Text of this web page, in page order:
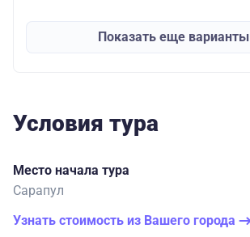
Показать еще варианты
Условия тура
Место начала тура
Сарапул
Узнать стоимость из Вашего города